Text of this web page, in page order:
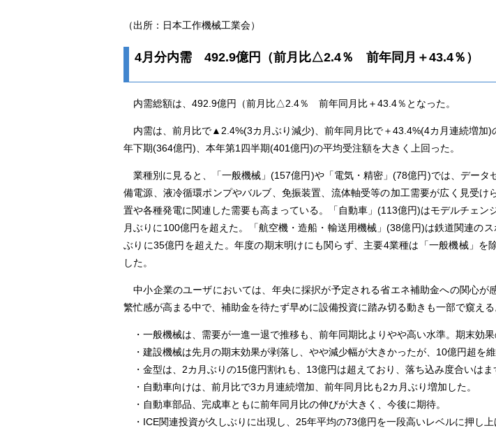
（出所：日本工作機械工業会）
4月分内需 492.9億円（前月比△2.4％ 前年同月＋43.4％）
内需総額は、492.9億円（前月比△2.4％ 前年同月比＋43.4％となった。
内需は、前月比で▲2.4%(3カ月ぶり減少)、前年同月比で＋43.4%(4カ月連続増加)
年下期(364億円)、本年第1四半期(401億円)の平均受注額を大きく上回った。
業種別に見ると、「一般機械」(157億円)や「電気・精密」(78億円)では、データ
備電源、液冷循環ポンプやバルブ、免振装置、流体軸受等の加工需要が広く見受け
置や各種発電に関連した需要も高まっている。「自動車」(113億円)はモデルチェン
月ぶりに100億円を超えた。「航空機・造船・輸送用機械」(38億円)は鉄道関連の
ぶりに35億円を超えた。年度の期末明けにも関らず、主要4業種は「一般機械」を
した。
中小企業のユーザにおいては、年央に採択が予定される省エネ補助金への関心が
繁忙感が高まる中で、補助金を待たず早めに設備投資に踏み切る動きも一部で窺える
・⼀般機械は、需要が⼀進⼀退で推移も、前年同期比よりやや高い水準。期末効果
・建設機械は先月の期末効果が剥落し、やや減少幅が大きかったが、10億円超を維
・⾦型は、2カ⽉ぶりの15億円割れも、13億円は超えており、落ち込み度合いはま
・⾃動⾞向けは、前月比で3カ月連続増加、前年同月比も2カ月ぶり増加した。
・自動車部品、完成車ともに前年同月比の伸びが大きく、今後に期待。
・ICE関連投資が久しぶりに出現し、25年平均の73億円を一段高いレベルに押し上